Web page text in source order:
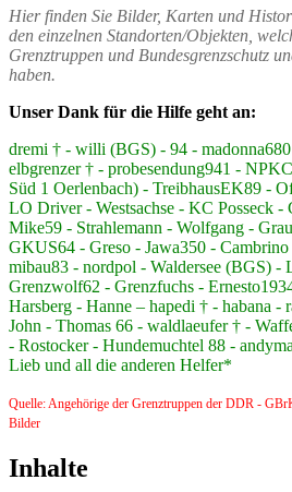
Hier finden Sie Bilder, Karten und
den einzelnen Standorten/Objekten,
Grenztruppen und Bundesgrenzschutz
haben.
Unser Dank für die Hilfe geht an:
dremi † - willi (BGS) - 94 -
elbgrenzer † - probesendung941 -
Süd 1 Oerlenbach) - TreibhausEK89 -
LO Driver - Westsachse - KC Posseck
Mike59 - Strahlemann - Wolfgang -
GKUS64 - Greso - Jawa350 -
mibau83 - nordpol - Waldersee (BGS) -
Grenzwolf62 - Grenzfuchs -
Harsberg - Hanne – hapedi † - habana -
John - Thomas 66 - waldlaeufer † -
- Rostocker - Hundemuchtel 88 -
Lieb und all die anderen Helfer*
Quelle: Angehörige der Grenztruppen der DDR -
Bilder
Inhalte